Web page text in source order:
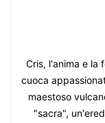
Cris, l'anima e la
cuoca
maestoso
"sacra",